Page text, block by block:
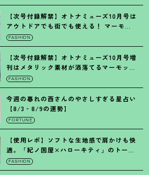
【次号付録解禁】オトナミューズ10月号は
アウトドアでも街でも使える ！ マーモッ
トの黒ショルダー
FASHION
【次号付録解禁】オトナミューズ10月号増
刊はメタリック素材が洒落てるマーモット
の保冷バッグ
FASHION
今週の暮れの酉さんのやさしすぎる星占い
【8/3‐8/9の運勢】
FORTUNE
【使用レポ】ソフトな生地感で肩かけも快
適。「紀ノ国屋×ハローキティ」のトート
がガシガシ使えて最高です
FASHION